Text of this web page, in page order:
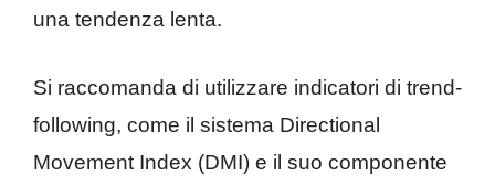
una tendenza lenta.
Si raccomanda di utilizzare indicatori di trend-
following, come il sistema Directional
Movement Index (DMI) e il suo componente